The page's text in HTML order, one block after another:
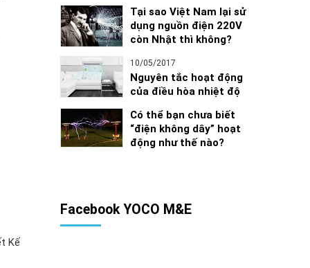
Kế
Tại sao Việt Nam lại sử
dụng nguồn điện 220V
còn Nhật thì không?
10/05/2017
Nguyên tắc hoạt động
của điều hòa nhiệt độ
Có thể bạn chưa biết
“điện không dây” hoạt
động như thế nào?
Facebook YOCO M&E